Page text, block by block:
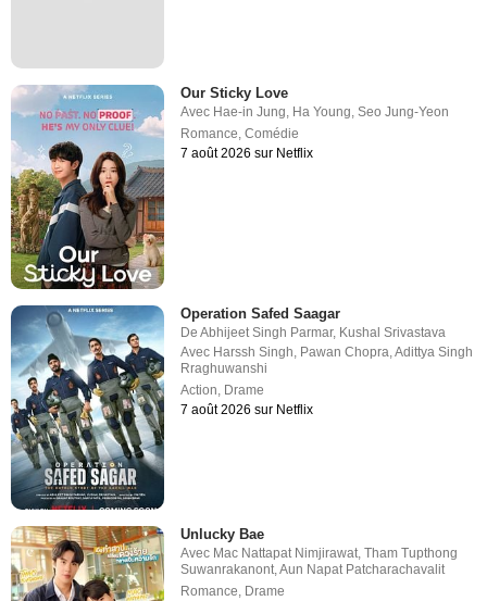
Our Sticky Love
Avec Hae-in Jung Ha Young ,Seo Jung-Yeon
Romance ,Comédie
7 août 2026 sur Netflix
Operation Safed Saagar
DeAbhijeet Singh Parmar, Kushal Srivastava
Avec Harssh Singh, Pawan Chopra,Adittya Singh
Rraghuwanshi
Action, Drame
7 août 2026 sur Netflix
Unlucky Bae
Avec Mac Nattapat Nimjirawat,Tham Tupthong
Suwanrakanont,Aun Napat Patcharachavalit
Romance, Drame